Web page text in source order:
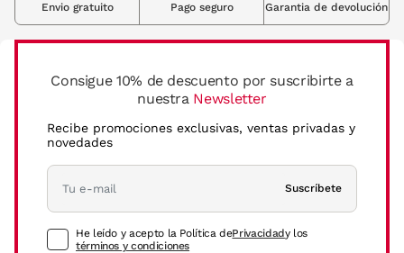
Consigue 10% de descuento por suscribirte a
nuestra Newsletter
Recibe promociones exclusivas, ventas privadas y
novedades
Suscríbete
He leído y acepto la Política dePrivacidady los
términos y condiciones
Envio gratuito Pago seguro Garantia de devolución